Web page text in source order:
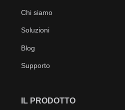
Chi siamo
Soluzioni
Blog
Supporto
IL PRODOTTO